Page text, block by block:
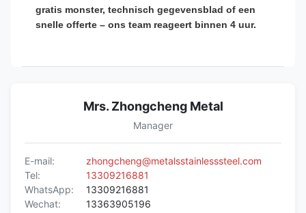
gratis monster, technisch gegevensblad of een
snelle offerte – ons team reageert binnen 4 uur.
Mrs. Zhongcheng Metal
Manager
E-mail:
zhongcheng@metalsstainlesssteel.com
Tel:
13309216881
WhatsApp:
13309216881
Wechat:
13363905196